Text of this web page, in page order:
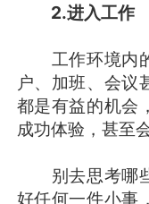
2.进入工作
工作环境内的
户、加班、会议
都是有益的机会
成功体验，甚至
别去思考哪些
好任何一件小事